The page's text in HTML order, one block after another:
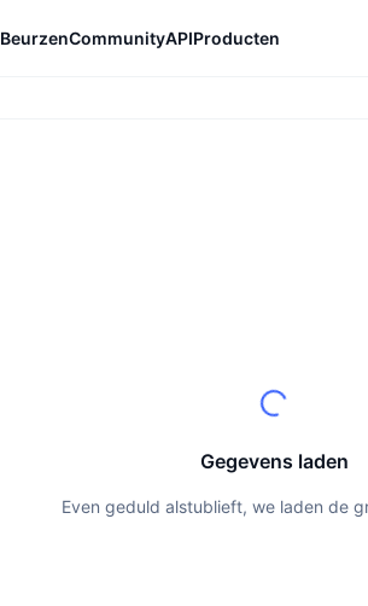
BeurzenCommunityAPIProducten
Gegevens laden
Even geduld alstublieft, we laden de